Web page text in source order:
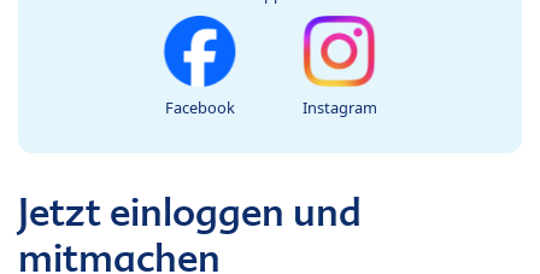
Facebook Instagram
Jetzt einloggen und
mitmachen